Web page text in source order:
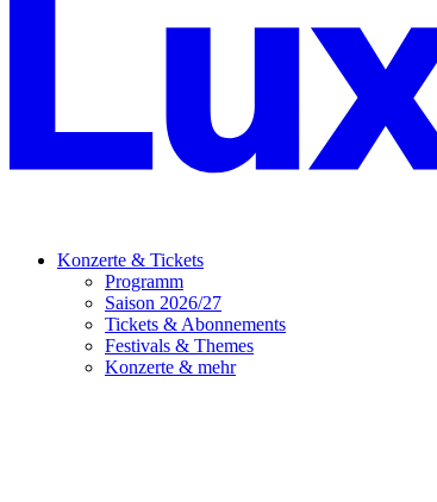
Konzerte & Tickets
Programm
Saison 2026/27
Tickets & Abonnements
Festivals & Themes
Konzerte & mehr